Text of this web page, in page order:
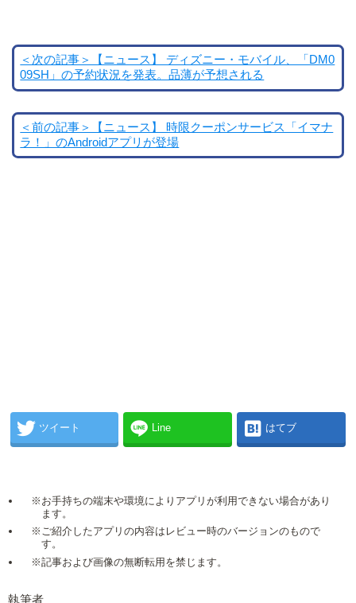
＜次の記事＞【ニュース】 ディズニー・モバイル、「DM0
09SH」の予約状況を発表。品薄が予想される
＜前の記事＞【ニュース】 時限クーポンサービス「イマナ
ラ！」のAndroidアプリが登場
ツイート Line はてブ
※お手持ちの端末や環境によりアプリが利用できない場合があり
ます。
※ご紹介したアプリの内容はレビュー時のバージョンのもので
す。
※記事および画像の無断転用を禁じます。
執筆者